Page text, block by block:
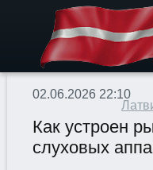
02.06.2026 22:10
Как устроен
слуховых